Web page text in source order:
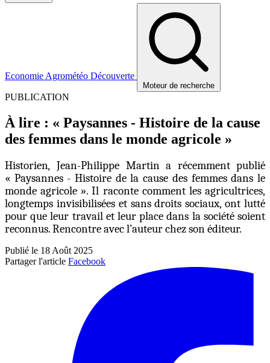
Economie Agrométéo Découverte
Moteur de recherche
PUBLICATION
À lire : « Paysannes - Histoire de la cause
des femmes dans le monde agricole »
Historien, Jean-Philippe Martin a récemment publié
« Paysannes - Histoire de la cause des femmes dans le
monde agricole ». Il raconte comment les agricultrices,
longtemps invisibilisées et sans droits sociaux, ont lutté
pour que leur travail et leur place dans la société soient
reconnus. Rencontre avec l’auteur chez son éditeur.
Publié le 18 Août 2025
Partager l'article Facebook